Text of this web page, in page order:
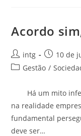
Acordo
intg
10 de
Gestão /
Há um mito
na realidade
fundamental
deve ser…